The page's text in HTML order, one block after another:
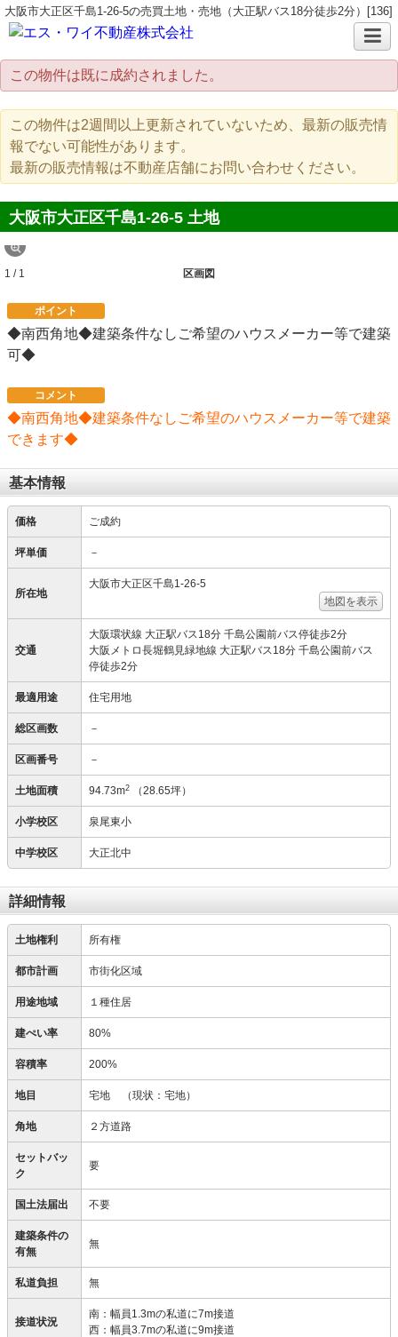
大阪市大正区千島1-26-5の売買土地・売地（大正駅バス18分徒歩2分）[136]
この物件は既に成約されました。
この物件は2週間以上更新されていないため、最新の販売情
報でない可能性があります。
最新の販売情報は不動産店舗にお問い合わせください。
大阪市大正区千島1-26-5 土地
区画図
1 / 1
ポイント
◆南西角地◆建築条件なしご希望のハウスメーカー等で建築
可◆
コメント
◆南西角地◆建築条件なしご希望のハウスメーカー等で建築
できます◆
基本情報
価格 ご成約
坪単価 －
所在地
大阪市大正区千島1-26-5
地図を表示
交通
大阪環状線 大正駅バス18分 千島公園前バス停徒歩2分
大阪メトロ長堀鶴見緑地線 大正駅バス18分 千島公園前バス
停徒歩2分
最適用途 住宅用地
総区画数 －
区画番号 －
土地面積 94.73m2 （28.65坪）
小学校区 泉尾東小
中学校区 大正北中
詳細情報
土地権利 所有権
都市計画 市街化区域
用途地域 １種住居
建ぺい率 80%
容積率 200%
地目 宅地 （現状：宅地）
角地 ２方道路
セットバッ
ク
要
国土法届出 不要
建築条件の
有無
無
私道負担 無
接道状況
南：幅員1.3mの私道に7m接道
西：幅員3.7mの私道に9m接道